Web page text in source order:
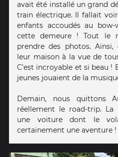
avait été installé un grand
train électrique. Il fallait
enfants accoudés au
cette demeure ! Tout le
prendre des photos.
leur maison à la vue de
C'est incroyable et si beau !
jeunes jouaient de la
Demain, nous quittons
réellement le road-trip.
une voiture dont le
certainement une aventure !